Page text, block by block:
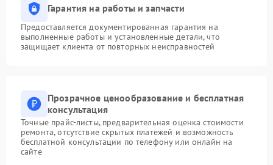
Гарантия на работы и запчасти
Предоставляется документированная гарантия на
выполненные работы и установленные детали, что
защищает клиента от повторных неисправностей
Прозрачное ценообразование и бесплатная
консультация
Точные прайс-листы, предварительная оценка стоимости
ремонта, отсутствие скрытых платежей и возможность
бесплатной консультации по телефону или онлайн на
сайте